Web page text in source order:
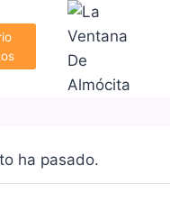
ha pasado.